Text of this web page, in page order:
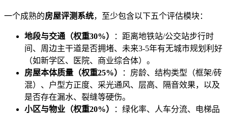
一个成熟的房屋评测系统，至少包含以下五个评估模块：
地段与交通（权重30%）
：距离地铁站/公交站步行时
间、周边主干道是否拥堵、未来3-5年有无城市规划利好
（如新学区、医院、商业综合体）。
房屋本体质量（权重25%）
：房龄、结构类型（框架/砖
混）、户型方正度、采光通风、层高、隔音效果，以及
是否存在漏水、裂缝等硬伤。
小区与物业（权重20%）
：绿化率、人车分流、电梯品